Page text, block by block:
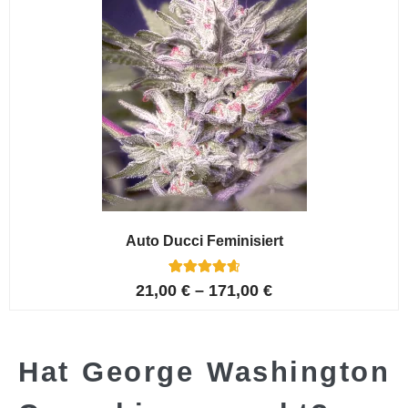
Auto Ducci Feminisiert
Bewertet mit
4.75
4
rtungen
21,00 € – 171,00 €
Hat George Washington